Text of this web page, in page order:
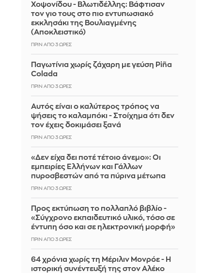
Χοψονίδου - Βλωτιδέλλης: Βάφτισαν
τον γιο τους στο πιο εντυπωσιακό
εκκλησάκι της Βουλιαγμένης
(Αποκλειστικό)
ΠΡΙΝ ΑΠΌ 3 ΏΡΕΣ
Παγωτίνια χωρίς ζάχαρη με γεύση Piña
Colada
ΠΡΙΝ ΑΠΌ 3 ΏΡΕΣ
Αυτός είναι ο καλύτερος τρόπος να
ψήσεις το καλαμπόκι - Στοίχημα ότι δεν
τον έχεις δοκιμάσει ξανά
ΠΡΙΝ ΑΠΌ 3 ΏΡΕΣ
«Δεν είχα δει ποτέ τέτοιο άνεμο»: Οι
εμπειρίες Ελλήνων και Γάλλων
πυροσβεστών από τα πύρινα μέτωπα
ΠΡΙΝ ΑΠΌ 3 ΏΡΕΣ
Προς εκτύπωση το πολλαπλό βιβλίο -
«Σύγχρονο εκπαιδευτικό υλικό, τόσο σε
έντυπη όσο και σε ηλεκτρονική μορφή»
ΠΡΙΝ ΑΠΌ 3 ΏΡΕΣ
64 χρόνια χωρίς τη Μέριλιν Μονρόε - Η
ιστορική συνέντευξή της στον Αλέκο